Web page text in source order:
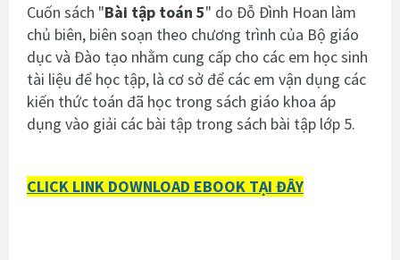
Cuốn sách "Bài tập toán 5" do Đỗ Đình Hoan làm
chủ biên, biên soạn theo chương trình của Bộ giáo
dục và Đào tạo nhằm cung cấp cho các em học sinh
tài liệu để học tập, là cơ sở để các em vận dụng các
kiến thức toán đã học trong sách giáo khoa áp
dụng vào giải các bài tập trong sách bài tập lớp 5.
CLICK LINK DOWNLOAD EBOOK TẠI ĐÂY